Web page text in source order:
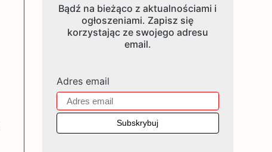
Bądź na bieżąco z aktualnościami i
ogłoszeniami. Zapisz się
korzystając ze swojego adresu
email.
Adres email